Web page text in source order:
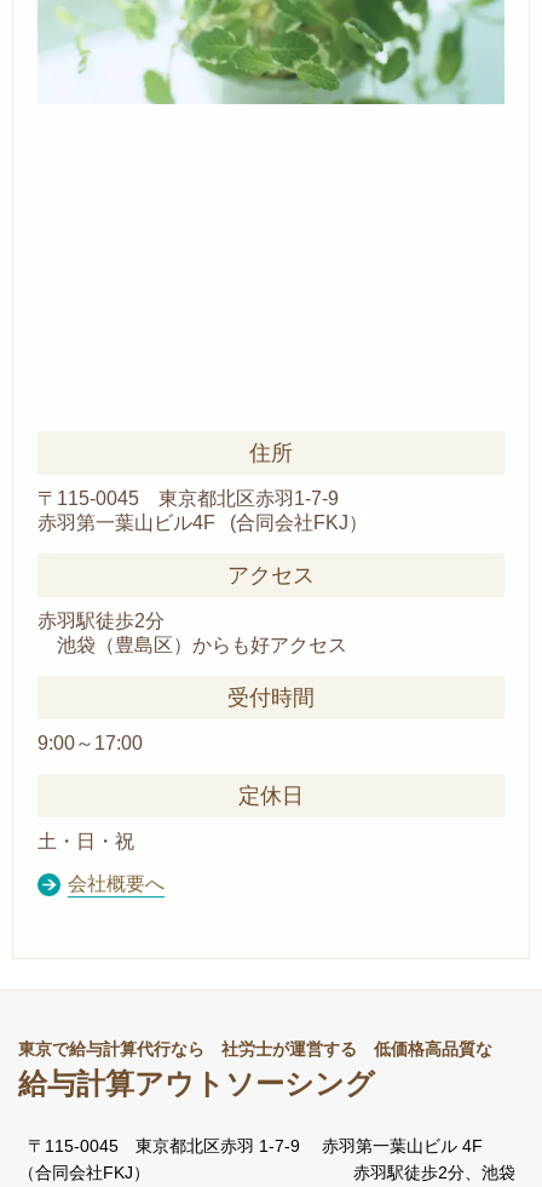
住所
〒115-0045 東京都北区赤羽1-7-9
赤羽第一葉山ビル4F (合同会社FKJ）
アクセス
赤羽駅徒歩2分
池袋（豊島区）からも好アクセス
受付時間
9:00～17:00
定休日
土・日・祝
会社概要へ
東京で給与計算代行なら 社労士が運営する 低価格高品質な
給与計算アウトソーシング
〒 115-0045 東京都北区赤羽 1-7-9 赤羽第一葉山ビル 4F
（合同会社FKJ） 赤羽駅徒歩2分、池袋